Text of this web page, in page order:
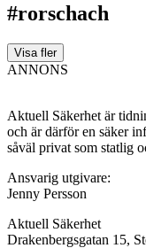
#rorschach
Visa fler
ANNONS
Aktuell Säkerhet är
och är därför en säker
såväl privat som statlig
Ansvarig utgivare:
Jenny Persson
Aktuell Säkerhet
Drakenbergsgatan 15,